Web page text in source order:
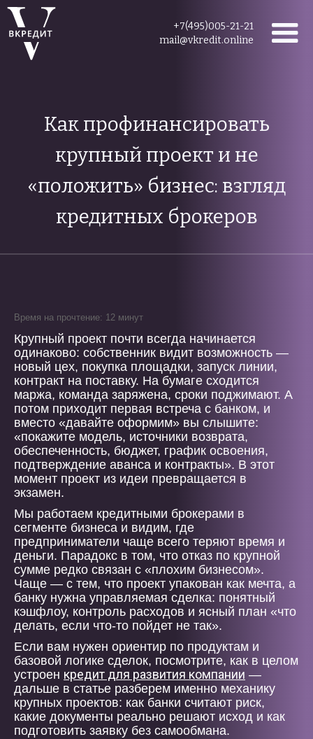
+7(495)005-21-21
mail@vkredit.online
Как профинансировать
крупный проект и не
«положить» бизнес: взгляд
кредитных брокеров
Время на прочтение: 12 минут
Крупный проект почти всегда начинается
одинаково: собственник видит возможность —
новый цех, покупка площадки, запуск линии,
контракт на поставку. На бумаге сходится
маржа, команда заряжена, сроки поджимают. А
потом приходит первая встреча с банком, и
вместо «давайте оформим» вы слышите:
«покажите модель, источники возврата,
обеспеченность, бюджет, график освоения,
подтверждение аванса и контракты». В этот
момент проект из идеи превращается в
экзамен.
Мы работаем кредитными брокерами в
сегменте бизнеса и видим, где
предприниматели чаще всего теряют время и
деньги. Парадокс в том, что отказ по крупной
сумме редко связан с «плохим бизнесом».
Чаще — с тем, что проект упакован как мечта, а
банку нужна управляемая сделка: понятный
кэшфлоу, контроль расходов и ясный план «что
делать, если что-то пойдет не так».
Если вам нужен ориентир по продуктам и
базовой логике сделок, посмотрите, как в целом
устроен кредит для развития компании —
дальше в статье разберем именно механику
крупных проектов: как банки считают риск,
какие документы реально решают исход и как
подготовить заявку без самообмана.